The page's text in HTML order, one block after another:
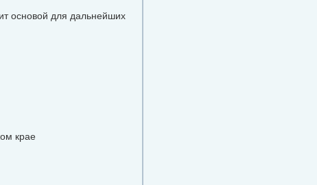
основой для дальнейших
крае